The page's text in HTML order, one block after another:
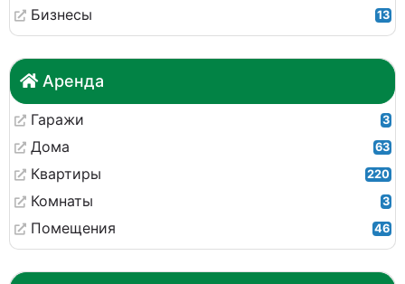
Бизнесы 13
Аренда
Гаражи 3
Дома 63
Квартиры 220
Комнаты 3
Помещения 46